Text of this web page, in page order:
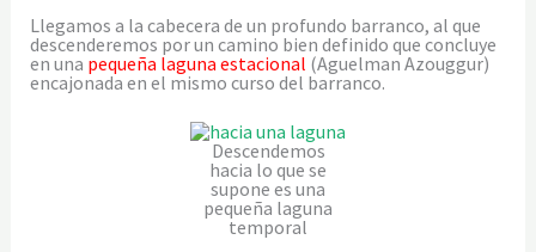
Llegamos a la cabecera de un profundo barranco, al que
descenderemos por un camino bien definido que concluye
en una pequeña laguna estacional (Aguelman Azouggur)
encajonada en el mismo curso del barranco.
Descendemos
hacia lo que se
supone es una
pequeña laguna
temporal